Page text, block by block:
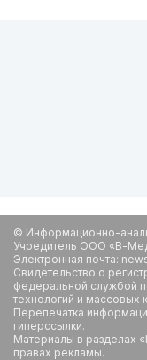
© Информационно-
Учредитель ООО «В-
Электронная почта:
Свидетельство о
федеральной службой
технологий и массовых
Перепечатка
гиперссылки.
Материалы в разделах
правах рекламы.